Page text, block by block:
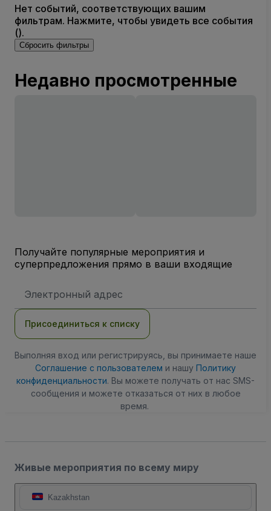
Нет событий, соответствующих вашим
фильтрам. Нажмите, чтобы увидеть все события
().
Сбросить фильтры
Недавно просмотренные
Получайте популярные мероприятия и
суперпредложения прямо в ваши входящие
электронной
Присоединиться к списку
Выполняя вход или регистрируясь, вы принимаете наше
Соглашение с пользователем и нашу Политику
конфиденциальности. Вы можете получать от нас SMS-
сообщения и можете отказаться от них в любое
время.
Живые мероприятия по всему миру
Kazakhstan